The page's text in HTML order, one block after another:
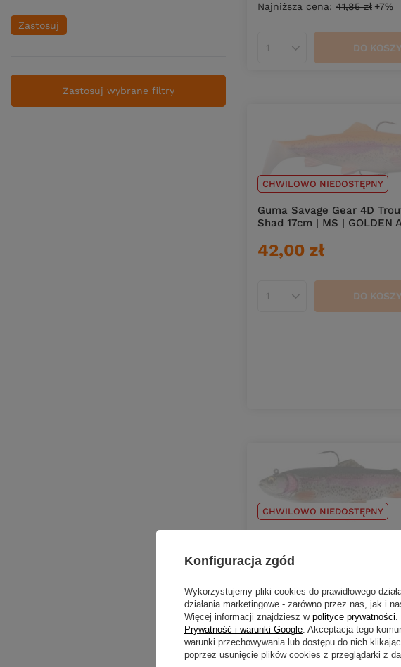
Zastosuj
Zastosuj wybrane filtry
Najniższa cena: 41,85 zł +7%
Ilość produktów DO
CHWILOWO NIEDOSTĘPNY
Guma Savage Gear 4D
Shad 17cm | MS | GOLDEN
42,00 zł
Ilość produktów DO
CHWILOWO NIEDOSTĘPNY
Ilość produktów DO
Konfiguracja zgód
Wykorzystujemy pliki cookies do prawidłowego
działania marketingowe - zarówno przez nas, jak i
Więcej informacji znajdziesz w polityce prywatności
Prywatność i warunki Google . Akceptacja tego
warunki przechowywania lub dostępu do nich
poprzez usunięcie plików cookies z przeglądarki z